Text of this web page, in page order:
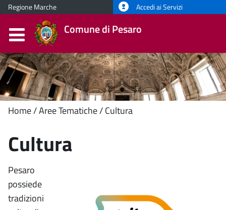
Regione Marche Accedi ai Servizi
Comune di Pesaro
Contenuto
principale
Home Aree Tematiche Cultura
Cultura
Pesaro
possiede
tradizioni